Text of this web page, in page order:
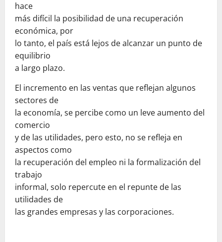
hace
más difícil la posibilidad de una recuperación
económica, por
lo tanto, el país está lejos de alcanzar un punto de
equilibrio
a largo plazo.
El incremento en las ventas que reflejan algunos
sectores de
la economía, se percibe como un leve aumento del
comercio
y de las utilidades, pero esto, no se refleja en
aspectos como
la recuperación del empleo ni la formalización del
trabajo
informal, solo repercute en el repunte de las
utilidades de
las grandes empresas y las corporaciones.